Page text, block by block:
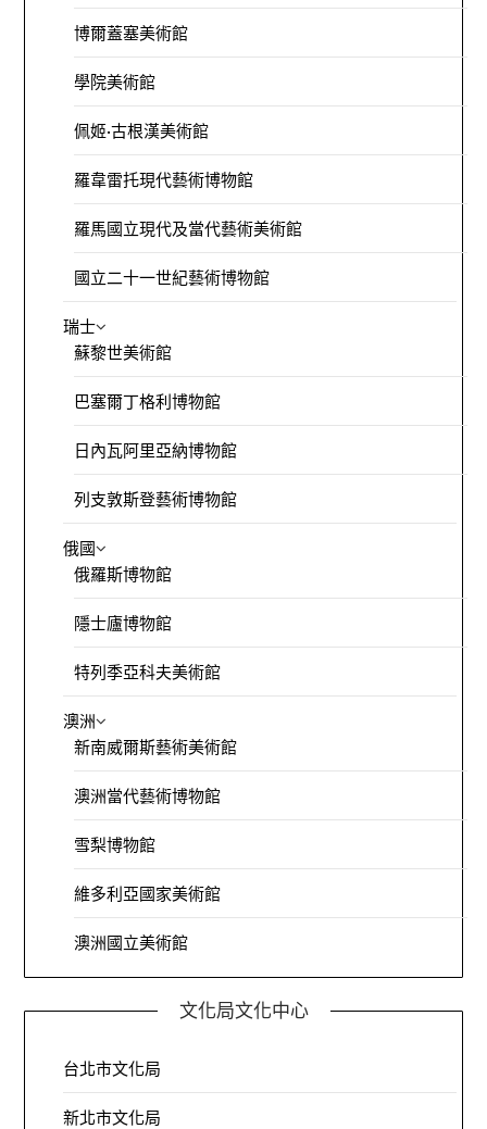
博爾蓋塞美術館
學院美術館
佩姬·古根漢美術館
羅韋雷托現代藝術博物館
羅馬國立現代及當代藝術美術館
國立二十一世紀藝術博物館
瑞士
蘇黎世美術館
巴塞爾丁格利博物館
日內瓦阿里亞納博物館
列支敦斯登藝術博物館
俄國
俄羅斯博物館
隱士廬博物館
特列季亞科夫美術館
澳洲
新南威爾斯藝術美術館
澳洲當代藝術博物館
雪梨博物館
維多利亞國家美術館
澳洲國立美術館
文化局文化中心
台北市文化局
新北市文化局